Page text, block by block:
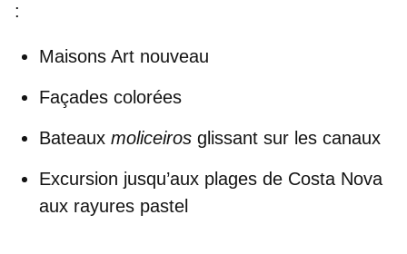
:
Maisons Art nouveau
Façades colorées
Bateaux moliceiros glissant sur les canaux
Excursion jusqu’aux plages de Costa Nova
aux rayures pastel